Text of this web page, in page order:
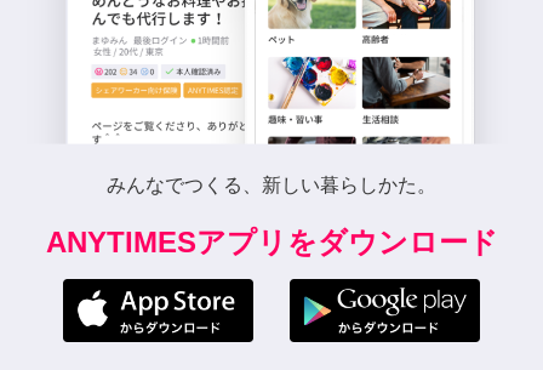
みんなでつくる、新しい暮らしかた。
ANYTIMESアプリをダウンロード